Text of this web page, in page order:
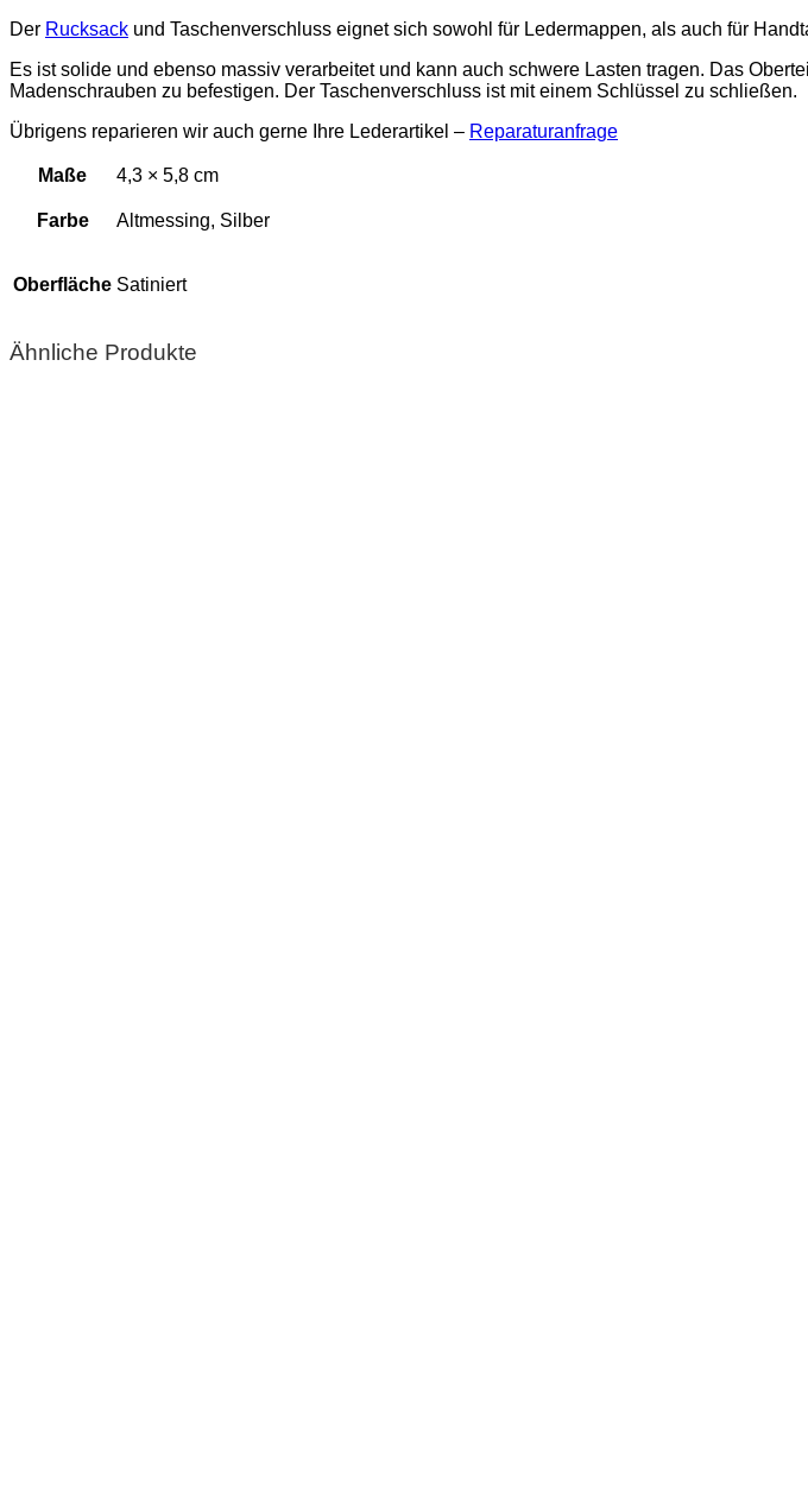
Der Rucksack und Taschenverschluss eignet sich sowohl für Ledermappen, als auch für
Es ist solide und ebenso massiv verarbeitet und kann auch schwere Lasten tragen. Das
Madenschrauben zu befestigen. Der Taschenverschluss ist mit einem Schlüssel zu schließen.
Übrigens reparieren wir auch gerne Ihre Lederartikel – Reparaturanfrage
Maße 4,3 × 5,8 cm
Farbe Altmessing, Silber
Oberfläche Satiniert
Ähnliche Produkte